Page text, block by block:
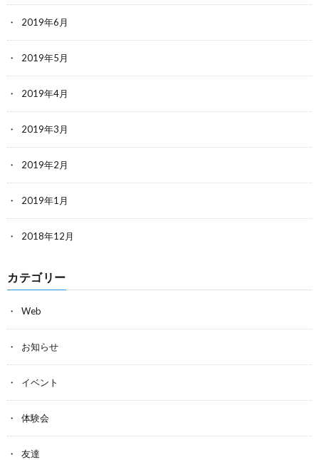
2019年6月
2019年5月
2019年4月
2019年3月
2019年2月
2019年1月
2018年12月
カテゴリー
Web
お知らせ
イベント
体験会
友達